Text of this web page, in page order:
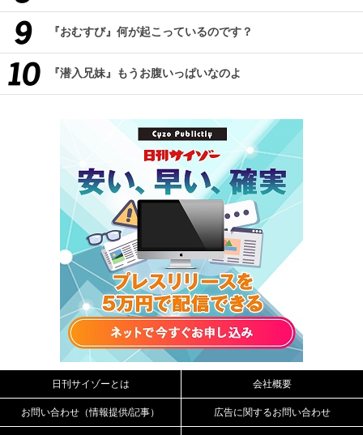
『おむすび』何が起こっているのです？
『潜入兄妹』もうお腹いっぱいなのよ
日刊サイゾーとは 会社概要
お問い合わせ（情報提供/記事） 広告に関するお問い合わせ